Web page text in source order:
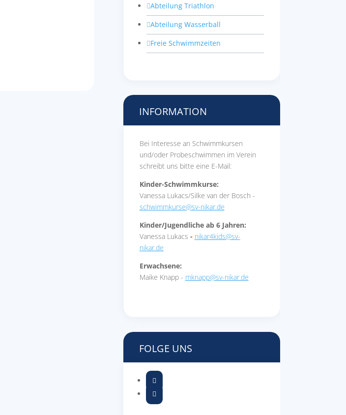
Abteilung Triathlon
Abteilung Wasserball
Freie Schwimmzeiten
INFORMATION
Bei Interesse an Schwimmkursen
und/oder Probeschwimmen im Verein
schreibt uns bitte eine E-Mail:
Kinder-Schwimmkurse:
Vanessa Lukacs/Silke van der Bosch -
schwimmkurse@sv-nikar.de
Kinder/Jugendliche ab 6 Jahren:
Vanessa Lukacs - nikar4kids@sv-
nikar.de
Erwachsene:
Maike Knapp - mknapp@sv-nikar.de
FOLGE UNS

